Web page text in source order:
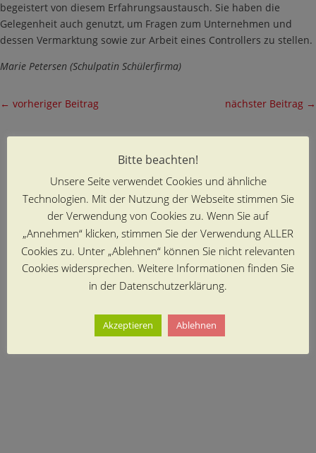
begeistert von diesem Erfahrungsaustausch. Sie haben die
Gelegenheit auch genutzt, um Fragen zum Unternehmen und
dessen Vermarktung sowie zur Arbeit eines Controllers zu stellen.
Marie Petersen (Schulpatin Schülerfirma)
← vorheriger Beitrag nächster Beitrag →
Bitte beachten!
Unsere Seite verwendet Cookies und ähnliche
Technologien. Mit der Nutzung der Webseite stimmen Sie
der Verwendung von Cookies zu. Wenn Sie auf
„Annehmen“ klicken, stimmen Sie der Verwendung ALLER
Cookies zu. Unter „Ablehnen“ können Sie nicht relevanten
Cookies widersprechen. Weitere Informationen finden Sie
in der Datenschutzerklärung.
Akzeptieren Ablehnen